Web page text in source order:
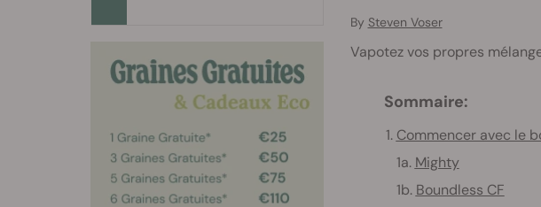
By Steven Voser
Vapotez vos propres
Sommaire:
1. Commencer avec le
1a. Mighty
1b. Boundless CF